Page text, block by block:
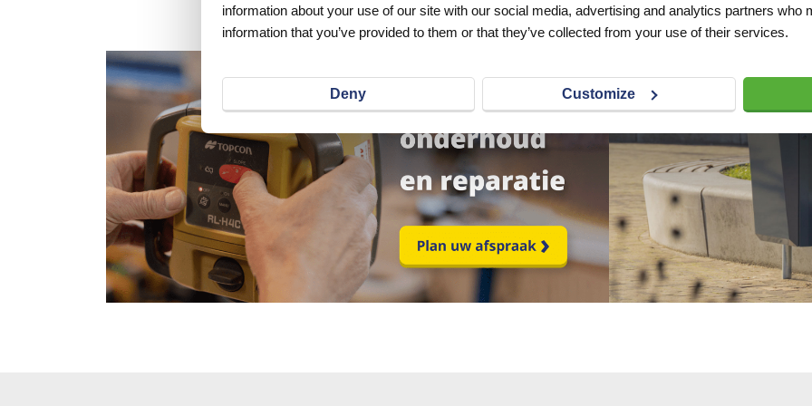
information about your use of our site with our social media, advertising and analytics partners who
information that you’ve provided to them or that they’ve collected from your use of their services.
Deny Customize